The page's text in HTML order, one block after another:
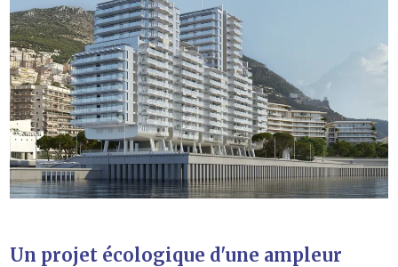
Un projet écologique d'une ampleur